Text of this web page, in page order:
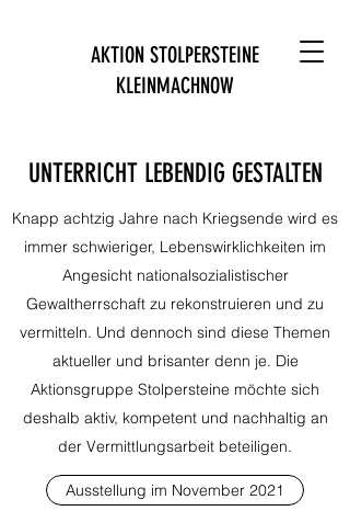
AKTION STOLPERSTEINE
KLEINMACHNOW
UNTERRICHT LEBENDIG GESTALTEN
Knapp achtzig Jahre nach Kriegsende wird es
immer schwieriger, Lebenswirklichkeiten im
Angesicht nationalsozialistischer
Gewaltherrschaft zu rekonstruieren und zu
vermitteln. Und dennoch sind diese Themen
aktueller und brisanter denn je. Die
Aktionsgruppe Stolpersteine möchte sich
deshalb aktiv, kompetent und nachhaltig an
der Vermittlungsarbeit beteiligen.
Ausstellung im November 2021